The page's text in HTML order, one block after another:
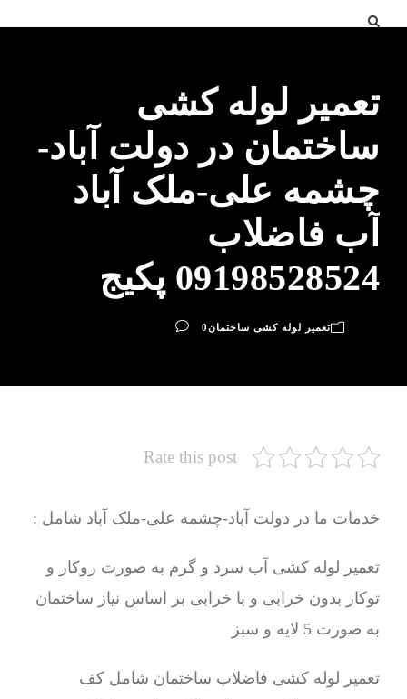
تعمیر لوله کشی
ساختمان در دولت آباد-
چشمه علی-ملک آباد
آب فاضلاب
09198528524 پکیج
تعمیر لوله کشی ساختمان0
Rate this post
خدمات ما در دولت آباد-چشمه علی-ملک آباد شامل :
تعمیر لوله کشی آب سرد و گرم به صورت روکار و
توکار بدون خرابی و با خرابی بر اساس نیاز ساختمان
به صورت 5 لایه و سبز
تعمیر لوله کشی فاضلاب ساختمان شامل کف